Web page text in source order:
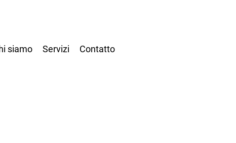
siamo Servizi Contatto